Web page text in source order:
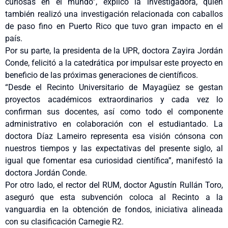
curiosas en el mundo”, explicó la investigadora, quien
también realizó una investigación relacionada con caballos
de paso fino en Puerto Rico que tuvo gran impacto en el
país.
Por su parte, la presidenta de la UPR, doctora Zayira Jordán
Conde, felicitó a la catedrática por impulsar este proyecto en
beneficio de las próximas generaciones de científicos.
“Desde el Recinto Universitario de Mayagüez se gestan
proyectos académicos extraordinarios y cada vez lo
confirman sus docentes, así como todo el componente
administrativo en colaboración con el estudiantado. La
doctora Díaz Lameiro representa esa visión cónsona con
nuestros tiempos y las expectativas del presente siglo, al
igual que fomentar esa curiosidad científica”, manifestó la
doctora Jordán Conde.
Por otro lado, el rector del RUM, doctor Agustín Rullán Toro,
aseguró que esta subvención coloca al Recinto a la
vanguardia en la obtención de fondos, iniciativa alineada
con su clasificación Carnegie R2.